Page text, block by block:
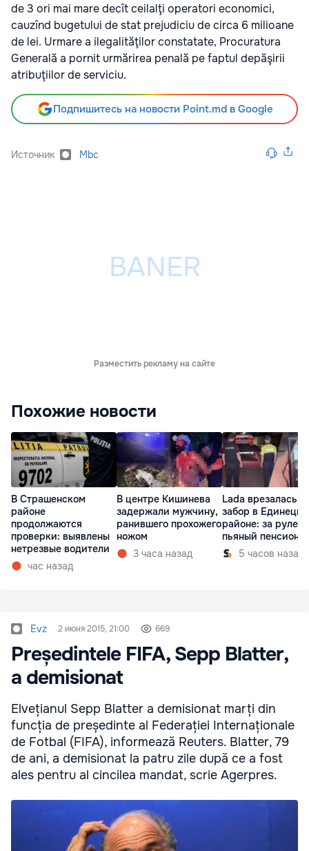
de 3 ori mai mare decît ceilalţi operatori economici,
cauzînd bugetului de stat prejudiciu de circa 6 milioane
de lei. Urmare a ilegalităţilor constatate, Procuratura
Generală a pornit urmărirea penală pe faptul depăşirii
atribuţiilor de serviciu.
Подпишитесь на новости Point.md в Google
Источник Mbc
Разместить рекламу на сайте
Похожие новости
В Страшенском
районе
продолжаются
проверки: выявлены
нетрезвые водители
час назад
В центре Кишинева
задержали мужчину,
ранившего прохожего
ножом
3 часа назад
Lada врезалась в
забор в
районе: за рулем
пьяный
5 часов назад
Evz 2 июня 2015, 21:00 669
Președintele FIFA, Sepp Blatter,
a demisionat
Elvețianul Sepp Blatter a demisionat marți din
funcția de președinte al Federației Internaționale
de Fotbal (FIFA), informează Reuters. Blatter, 79
de ani, a demisionat la patru zile după ce a fost
ales pentru al cincilea mandat, scrie Agerpres.